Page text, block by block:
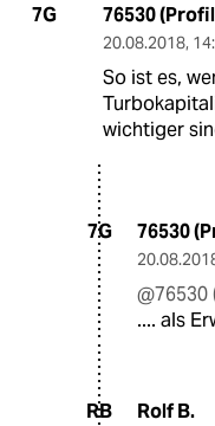
7G 76530
20.08.2018,
So ist es,
wichtiger
7G 76530
.... als
RB Rolf B.